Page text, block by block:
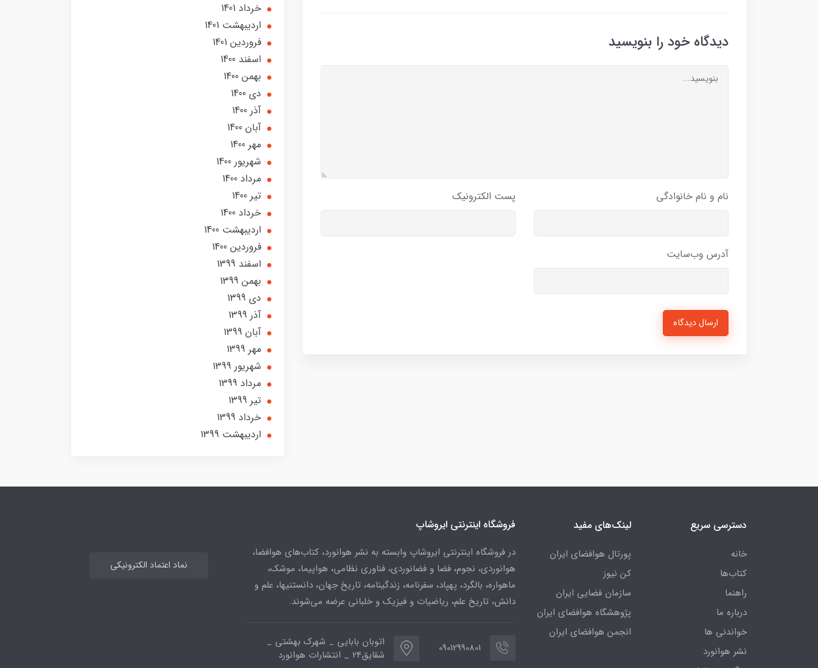
دیدگاه خود را بنویسید
نام و نام خانوادگی پست الکترونیک
آدرس وب‌سایت
ارسال دیدگاه
خرداد 1401
ارديبهشت 1401
فروردین 1401
اسفند 1400
بهمن 1400
دی 1400
آذر 1400
آبان 1400
مهر 1400
شهریور 1400
مرداد 1400
تير 1400
خرداد 1400
ارديبهشت 1400
فروردین 1400
اسفند 1399
بهمن 1399
دی 1399
آذر 1399
آبان 1399
مهر 1399
شهریور 1399
مرداد 1399
تير 1399
خرداد 1399
ارديبهشت 1399
دسترسی سریع
خانه
کتاب‌ها
راهنما
درباره ما
خواندنی ها
نشر هوانورد
لینک‌های مفید
پورتال هوافضای ایران
کن نیوز
سازمان فضایی ایران
پژوهشگاه هوافضای ایران
انجمن هوافضای ایران
فروشگاه اینترنتی ایروشاپ
در فروشگاه اینترنتی ایروشاپ وابسته به نشر هوانورد، کتاب‌های هوافضا،
هوانوردی، نجوم، فضا و فضانوردی، فناوری نظامی، هواپیما، موشک،
ماهواره، بالگرد، پهپاد، سفرنامه، زندگینامه، تاریخ جهان، دانستنیها، علم و
دانش، تاریخ علم، ریاضیات و فیزیک و خلبانی عرضه می‌شوند.
09012990801
اتوبان بابایی _ شهرک بهشتی _
شقایق24 _ انتشارات هوانورد
نماد اعتماد الکترونیکی